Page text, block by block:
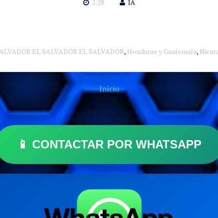
2:28 IA
EL SALVADOR EL SALVADOR, Honduras y Guatemala,
Inicio
📱 CONTACTAR POR WHATSAPP